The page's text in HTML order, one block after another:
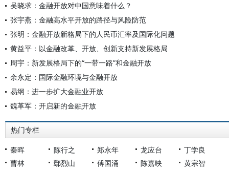
吴晓求：金融开放对中国意味着什么？
张宇燕：金融高水平开放的路径与风险防范
张明：金融开放新格局下的人民币汇率及国际化问题
黄益平：以金融改革、开放、创新支持新发展格局
周宇：新发展格局下的“一带一路”和金融开放
余永定：国际金融环境与金融开放
易纲：进一步扩大金融业开放
魏革军：开启新的金融开放
热门专栏
秦晖 陈行之 郑永年 龙应台
丁学良
曹林
鄢烈山 傅国涌 陈嘉映
黄宗智